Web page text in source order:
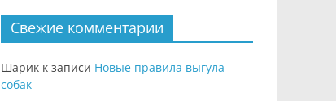
Свежие комментарии
Шарик к записи Новые правила выгула
собак